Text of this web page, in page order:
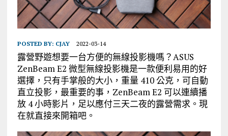
POSTED BY: CJAY 2022-03-14
露營野遊想要一台方便的無線投影機嗎？ASUS
ZenBeam E2 微型無線投影機是一款便利易用的好
選擇，只有手掌般的大小，重量 410 公克，可自動
直立投影，最重要的事，ZenBeam E2 可以連續播
放 4 小時影片，足以應付三天二夜的露營需求。現
在就直接來開箱吧。